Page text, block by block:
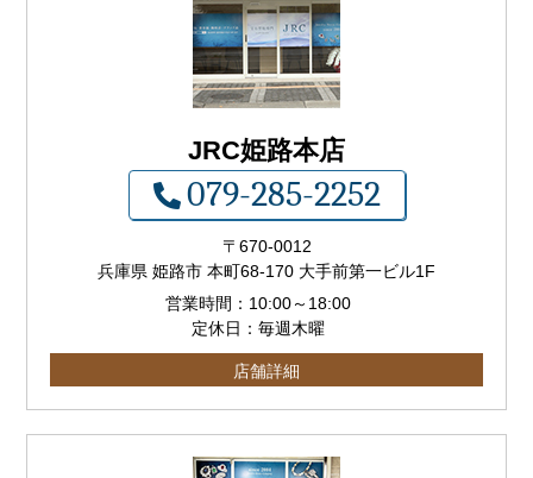
JRC姫路本店
079-285-2252
〒 670-0012
兵庫県 姫路市 本町68-170 大手前第一ビル1F
営業時間： 10:00～ 18:00
定休日：毎週木曜
店舗詳細